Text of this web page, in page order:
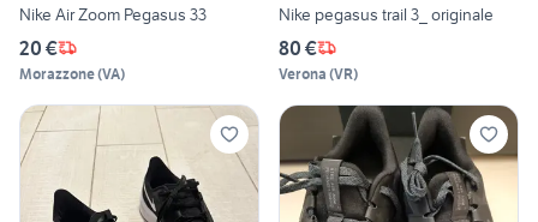
Nike Air Zoom Pegasus 33
20 €
Morazzone(VA)
Nike pegasus trail 3_ originale
80 €
Verona (VR)